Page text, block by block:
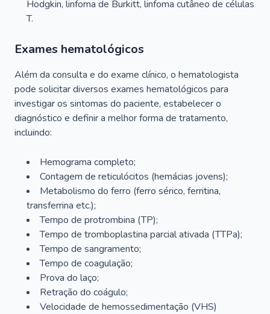
Hodgkin, linfoma de Burkitt, linfoma cutâneo de células
T.
Exames hematológicos
Além da consulta e do exame clínico, o hematologista
pode solicitar diversos exames hematológicos para
investigar os sintomas do paciente, estabelecer o
diagnóstico e definir a melhor forma de tratamento,
incluindo:
Hemograma completo;
Contagem de reticulócitos (hemácias jovens);
Metabolismo do ferro (ferro sérico, ferritina,
transferrina etc.);
Tempo de protrombina (TP);
Tempo de tromboplastina parcial ativada (TTPa);
Tempo de sangramento;
Tempo de coagulação;
Prova do laço;
Retração do coágulo;
Velocidade de hemossedimentação (VHS)